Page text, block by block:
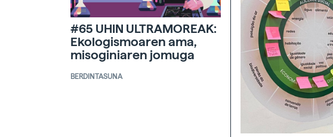
#65 UHIN ULTRAMOREAK:
Ekologismoaren ama,
misoginiaren jomuga
BERDINTASUNA